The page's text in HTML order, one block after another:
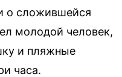
о сложившейся
молодой человек,
и пляжные
часа.